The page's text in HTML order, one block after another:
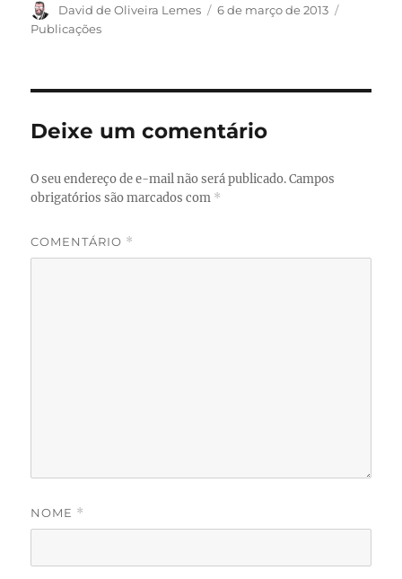
Autor
David de Oliveira Lemes
Publicado
6 de março de 2013
Publicações
Deixe um comentário
O seu endereço de e-mail não será publicado. Campos
obrigatórios são marcados com *
COMENTÁRIO *
NOME *